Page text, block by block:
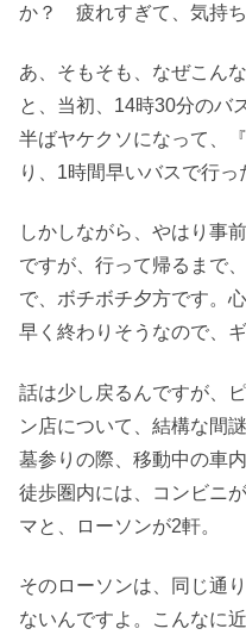
か？ 疲れすぎて、気持ち
あ、そもそも、なぜこん
と、当初、14時30分のバ
半ばヤケクソになって、
り、1時間早いバスで行っ
しかしながら、やはり事
ですが、行って帰るまで
で、ボチボチ夕方です。
早く終わりそうなので、
話は少し戻るんですが、
ン店について、結構な間
墓参りの際、移動中の車
徒歩圏内には、コンビニ
マと、ローソンが2軒。
そのローソンは、同じ通
ないんですよ。こんなに